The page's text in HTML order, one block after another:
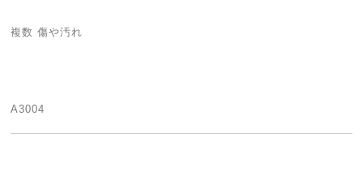
複数 傷や汚れ
A3004